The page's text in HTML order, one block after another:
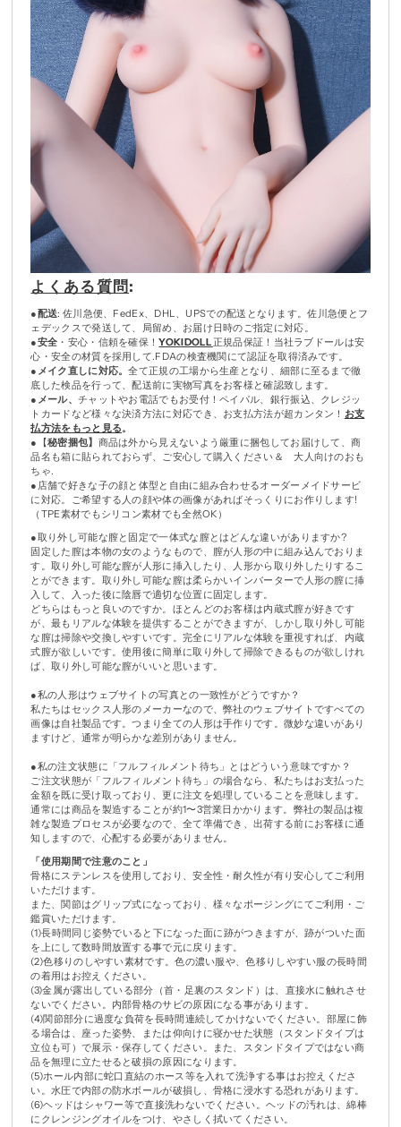
よくある質問 :
●配送: 佐川急便、FedEx、DHL、UPSでの配送となります。佐川急便とフ
ェデックスで発送して、局留め、お届け日時のご指定に対応。
●安全 ・安心・信頼を確保！YOKIDOLL正規品保証！当社ラブドールは安
心・安全の材質を採用して.FDAの検査機関にて認証を取得済みです。
● メイク直しに対応。全て正規の工場から生産となり、細部に至るまで徹
底した検品を行って、配送前に実物写真をお客様と確認致します。
● メール、 チャットやお電話でもお受付！ペイパル、銀行振込、クレジッ
トカードなど様々な決済方法に対応でき、お支払方法が超カンタン！ お支
払方法をもっと見る。
●【秘密捆包】 商品は外から見えないよう厳重に捆包してお届けして、商
品名も箱に貼られておらず、ご安心して購入ください＆ 大人向けのおも
ちゃ.
●店舗で好きな子の顔と体型と自由に組み合わせるオーダーメイドサービ
に対応。ご希望する人の顔や体の画像があればそっくりにお作りします!
（TPE素材でもシリコン素材でも全然OK）
●取り外し可能な膣と固定で一体式な膣とはどんな違いがありますか?
固定した膣は本物の女のようなもので、膣が人形の中に組み込んでおりま
す。取り外し可能な膣が人形に挿入したり、人形から取り外したりするこ
とができます。取り外し可能な膣は柔らかいインバーターで人形の膣に挿
入して、入った後に陰唇で適切な位置に固定します。
どちらはもっと良いのですか。ほとんどのお客様は内蔵式膣が好きです
が、最もリアルな体験を提供することができますが、しかし取り外し可能
な膣は掃除や交換しやすいです。完全にリアルな体験を重視すれば、内蔵
式膣が欲しいです。使用後に簡単に取り外して掃除できるものが欲しけれ
ば、取り外し可能な膣がいいと思います。
●私の人形はウェブサイトの写真との一致性がどうですか？
私たちはセックス人形のメーカーなので、弊社のウェブサイトですべての
画像は自社製品です。つまり全ての人形は手作りです。微妙な違いがあり
ますけど、通常が明らかな差別がありません。
●私の注文状態に「フルフィルメント待ち」とはどういう意味ですか？
ご注文状態が「フルフィルメント待ち」の場合なら、私たちはお支払った
金額を既に受け取っており、更に注文を処理していることを意味します。
通常には商品を製造することが約1〜3営業日かかります。弊社の製品は複
雑な製造プロセスが必要なので、全て準備でき、出荷する前にお客様に通
知しますので、心配する必要がありません。
「使用期間で注意のこと」
骨格にステンレスを使用しており、安全性・耐久性が有り安心してご利用
いただけます。
また、関節はグリップ式になっており、様々なポージングにてご利用・ご
鑑賞いただけます。
(1)長時間同じ姿勢でいると下になった面に跡がつきますが、跡がついた面
を上にして数時間放置する事で元に戻ります。
(2)色移りのしやすい素材です。色の濃い服や、色移りしやすい服の長時間
の着用はお控えください。
(3)金属が露出している部分（首・足裏のスタンド）は、直接水に触れさせ
ないでください。内部骨格のサビの原因になる事があります。
(4)関節部分に過度な負荷を長時間連続してかけないでください。部屋に飾
る場合は、座った姿勢、または仰向けに寝かせた状態（スタンドタイプは
立位も可）で展示・保存してください。また、スタンドタイプではない商
品を無理に立たせると破損の原因になります。
(5)ホール内部に蛇口直結のホース等を入れて洗浄する事はお控えくださ
い。水圧で内部の防水ボールが破損し、骨格に浸水する恐れがあります。
(6)ヘッドはシャワー等で直接洗わないでください。ヘッドの汚れは、綿棒
にクレンジングオイルをつけ、やさしく拭いてください。